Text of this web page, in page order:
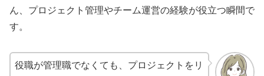
ん、プロジェクト管理やチーム運営の経験が役立つ瞬間で
す。
役職が管理職でなくても、プロジェクトをリ